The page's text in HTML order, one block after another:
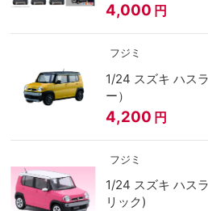
4,000 円
フジミ
1/24 スズキ ハス
ー）
4,200 円
フジミ
1/24 スズキ ハス
リック)